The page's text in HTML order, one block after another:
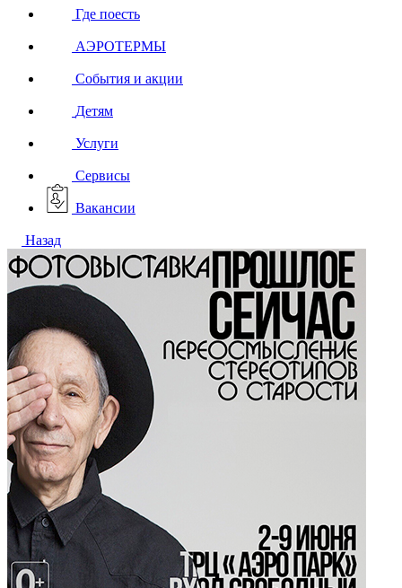
Где поесть
АЭРОТЕРМЫ
События и акции
Детям
Услуги
Сервисы
Вакансии
Назад